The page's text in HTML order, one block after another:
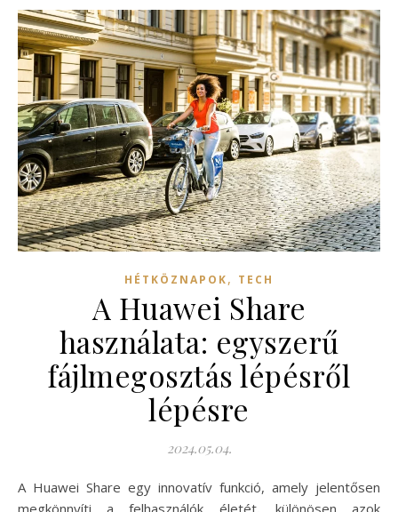
HÉTKÖZNAPOK, TECH
A Huawei Share
használata: egyszerű
fájlmegosztás lépésről
lépésre
2024.05.04.
A Huawei Share egy innovatív funkció, amely jelentősen